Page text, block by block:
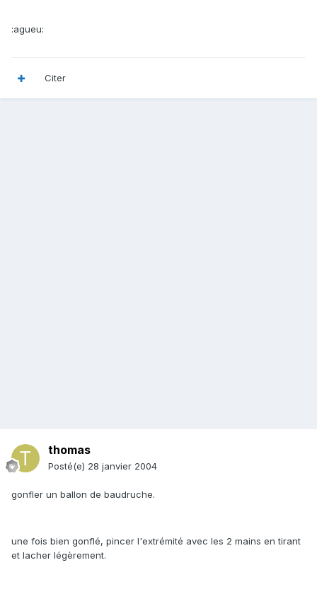
:agueu:
Citer
thomas
Posté(e) 28 janvier 2004
gonfler un ballon de baudruche.
une fois bien gonflé, pincer l'extrémité avec les 2 mains en tirant
et lacher légèrement.